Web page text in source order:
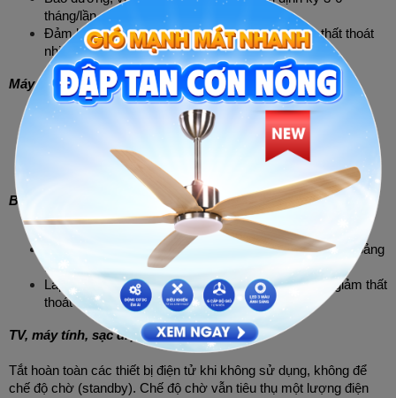
tháng/lần.
Đảm bảo phòng kín khi sử dụng điều hòa, tránh thất thoát
nhiệt.
Máy giặt
Chỉ giặt khi đủ tải.
Sử dụng chế độ giặt nước lạnh nếu quần áo không quá
bẩn, vì nước nóng tốn rất nhiều điện để đun.
Sử dụng chế độ vắt khô tối đa để giảm thời gian phơi.
Bình nóng lạnh
Tắt bình khi không sử dụng. Không nên bật 24/7.
Sử dụng chế độ hẹn giờ hoặc chỉ bật trước khi tắm khoảng
15-20 phút.
Lắp đặt bình nóng lạnh ở vị trí gần nơi sử dụng để giảm thất
thoát nhiệt qua đường ống.
TV, máy tính, sạc điện thoại
Tắt hoàn toàn các thiết bị điện tử khi không sử dụng, không để
chế độ chờ (standby). Chế độ chờ vẫn tiêu thụ một lượng điện